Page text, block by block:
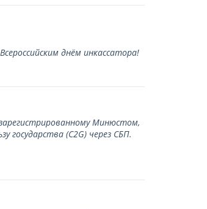
днём инкассатора!
Минюстом,
государства (С2G) через СБП.